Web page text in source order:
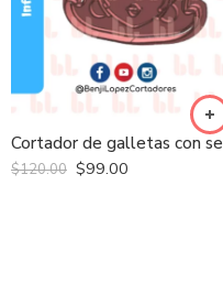
$120.00 $99.00